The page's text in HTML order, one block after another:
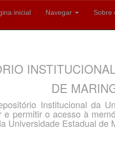
inicial Navegar Sobre
DE
Institucional da
e permitir o acesso à
Universidade Estadual de